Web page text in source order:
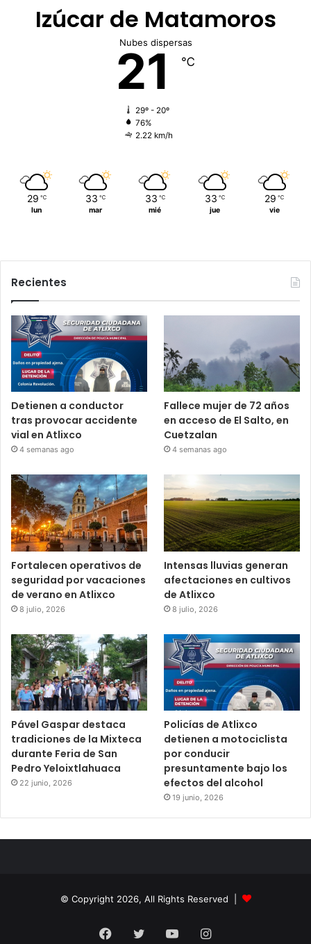
Izúcar de Matamoros
Nubes dispersas
21 ℃
29º - 20º
76%
2.22 km/h
29 ℃
lun
33 ℃
mar
33 ℃
mié
33 ℃
jue
29 ℃
vie
Recientes
Detienen a conductor
tras provocar accidente
vial en Atlixco
4 semanas ago
Fallece mujer de 72 años
en acceso de El Salto, en
Cuetzalan
4 semanas ago
Fortalecen operativos de
seguridad por vacaciones
de verano en Atlixco
8 julio, 2026
Intensas lluvias generan
afectaciones en cultivos
de Atlixco
8 julio, 2026
Pável Gaspar destaca
tradiciones de la Mixteca
durante Feria de San
Pedro Yeloixtlahuaca
22 junio, 2026
Policías de Atlixco
detienen a motociclista
por conducir
presuntamente bajo los
efectos del alcohol
19 junio, 2026
© Copyright 2026, All Rights Reserved |
Facebook
TwitterYouTubeInstagram